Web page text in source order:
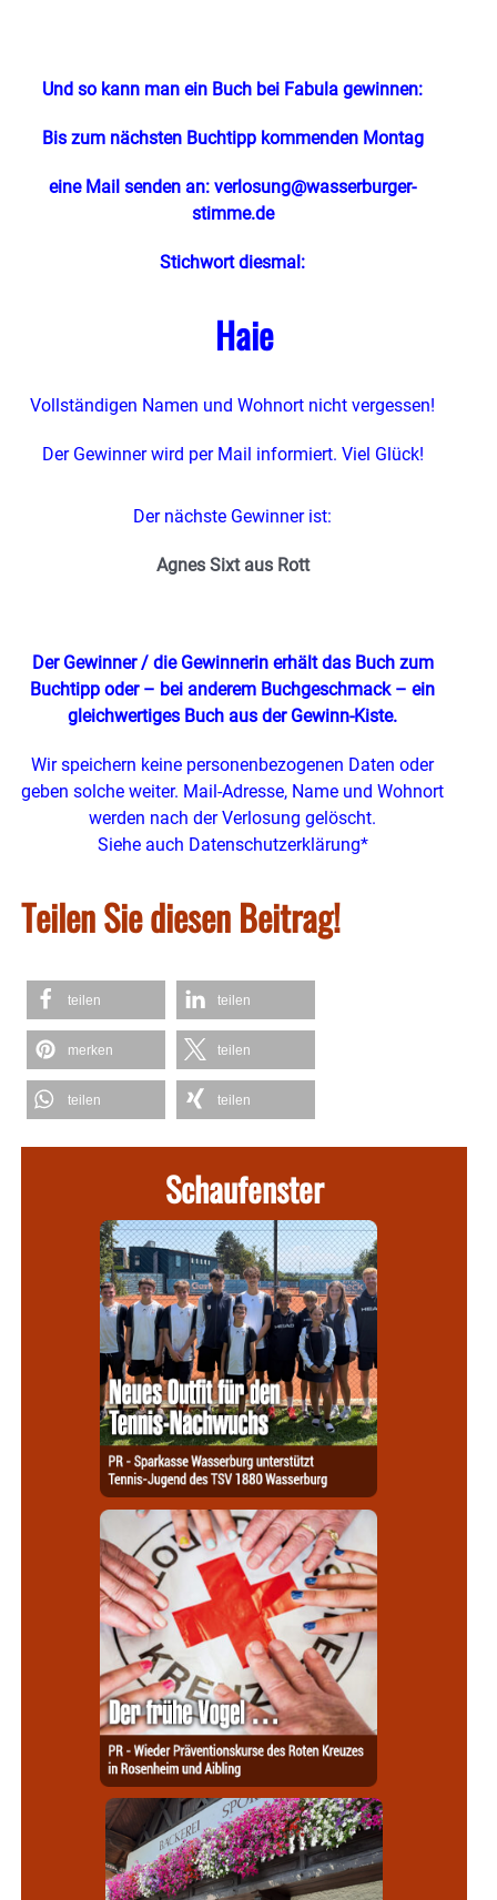
Und so kann man ein Buch bei Fabula gewinnen:
Bis zum nächsten Buchtipp kommenden Montag
eine Mail senden an:verlosung@wasserburger-
stimme.de
Stichwort diesmal:
Haie
Vollständigen Namen und Wohnort nicht vergessen!
Der Gewinner wird per Mail informiert. Viel Glück!
Der nächste Gewinner ist:
Agnes Sixt aus Rott
Der Gewinner / die Gewinnerin erhält das Buch zum
Buchtipp oder – bei anderem Buchgeschmack – ein
gleichwertiges Buch aus der Gewinn-Kiste.
Wir speichern keine personenbezogenen Daten oder
geben solche weiter. Mail-Adresse, Name und Wohnort
werden nach der Verlosung gelöscht.
Siehe auch Datenschutzerklärung*
Teilen Sie diesen Beitrag!
teilen teilen
merken teilen
teilen teilen
Schaufenster